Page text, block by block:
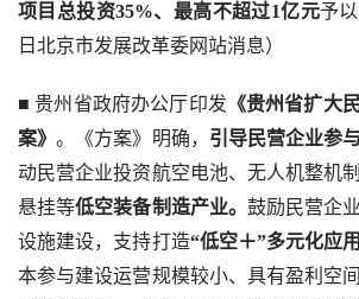
项目总投资35%、最高不超过1亿元予
日北京市发展改革委网站消息）
■ 贵州省政府办公厅印发 《贵州省扩大
案》。《方案》明确， 引导民营企业参
动民营企业投资航空电池、无人机整机
悬挂等低空装备制造产业。 鼓励民营企
设施建设，支持打造“低空＋”多元化应
本参与建设运营规模较小、具有盈利空